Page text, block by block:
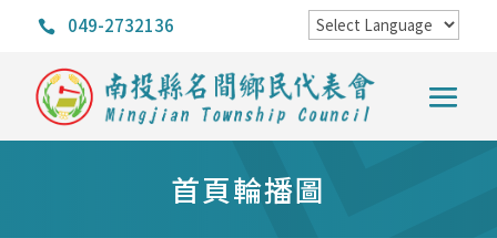
 049-2732136
首頁輪播圖